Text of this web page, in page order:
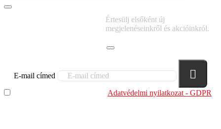
Értesülj elsőként új
megjelenéseinkről és akcióinkról.
E-mail címed
Adatvédelmi nyilatkozat - GDPR